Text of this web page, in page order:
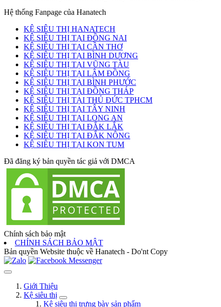
Hệ thống Fanpage của Hanatech
KỆ SIÊU THỊ HANATECH
KỆ SIÊU THỊ TẠI ĐỒNG NAI
KỆ SIÊU THỊ TẠI CẦN THƠ
KỆ SIÊU THỊ TẠI BÌNH DƯƠNG
KỆ SIÊU THỊ TẠI VŨNG TÀU
KỆ SIÊU THỊ TẠI LÂM ĐỒNG
KỆ SIÊU THỊ TẠI BÌNH PHƯỚC
KỆ SIÊU THỊ TẠI ĐỒNG THÁP
KỆ SIÊU THỊ TẠI THỦ ĐỨC TPHCM
KỆ SIÊU THỊ TẠI TÂY NINH
KỆ SIÊU THỊ TẠI LONG AN
KỆ SIÊU THỊ TẠI ĐẮK LẮK
KỆ SIÊU THỊ TẠI ĐẮK NÔNG
KỆ SIÊU THỊ TẠI KON TUM
Đã đăng ký bản quyền tác giả với DMCA
Chính sách bảo mật
CHÍNH SÁCH BẢO MẬT
Bản quyền Website thuộc về Hanatech - Do'nt Copy
Giới Thiệu
Kệ siêu thị
Kệ siêu thị trưng bày sản phẩm